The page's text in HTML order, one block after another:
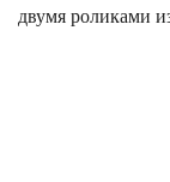
двумя роликами